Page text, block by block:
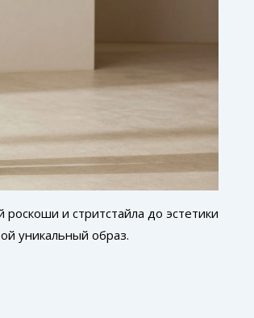
и стритстайла до эстетики
уникальный образ.